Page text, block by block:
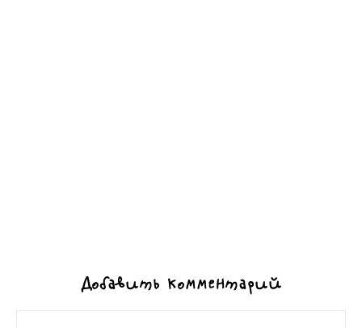
Добавить комментарий